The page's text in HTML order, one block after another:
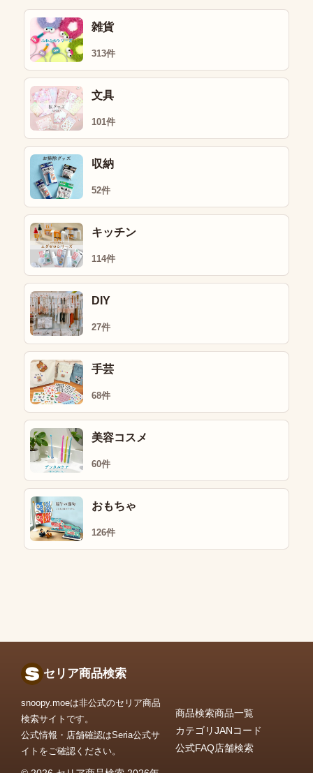
雑貨
313件
文具
101件
収納
52件
キッチン
114件
DIY
27件
手芸
68件
美容コスメ
60件
おもちゃ
126件
セリア商品検索
snoopy.moeは非公式のセリア商品
検索サイトです。
公式情報・店舗確認はSeria公式サ
イトをご確認ください。
商品検索商品一覧
カテゴリJANコード
公式FAQ店舗検索